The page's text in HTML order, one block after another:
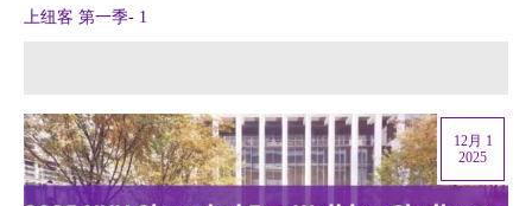
上纽客 第一季- 1
12月 1
2025